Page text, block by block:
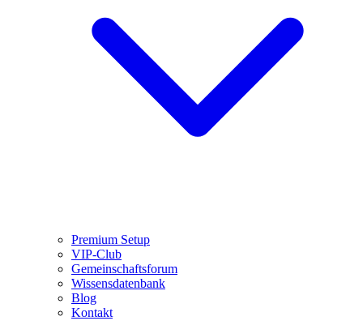
Premium Setup
VIP-Club
Gemeinschaftsforum
Wissensdatenbank
Blog
Kontakt